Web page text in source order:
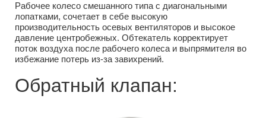
Рабочее колесо смешанного типа с диагональными
лопатками, сочетает в себе высокую
производительность осевых вентиляторов и высокое
давление центробежных. Обтекатель корректирует
поток воздуха после рабочего колеса и выпрямителя во
избежание потерь из-за завихрений.
Обратный клапан: